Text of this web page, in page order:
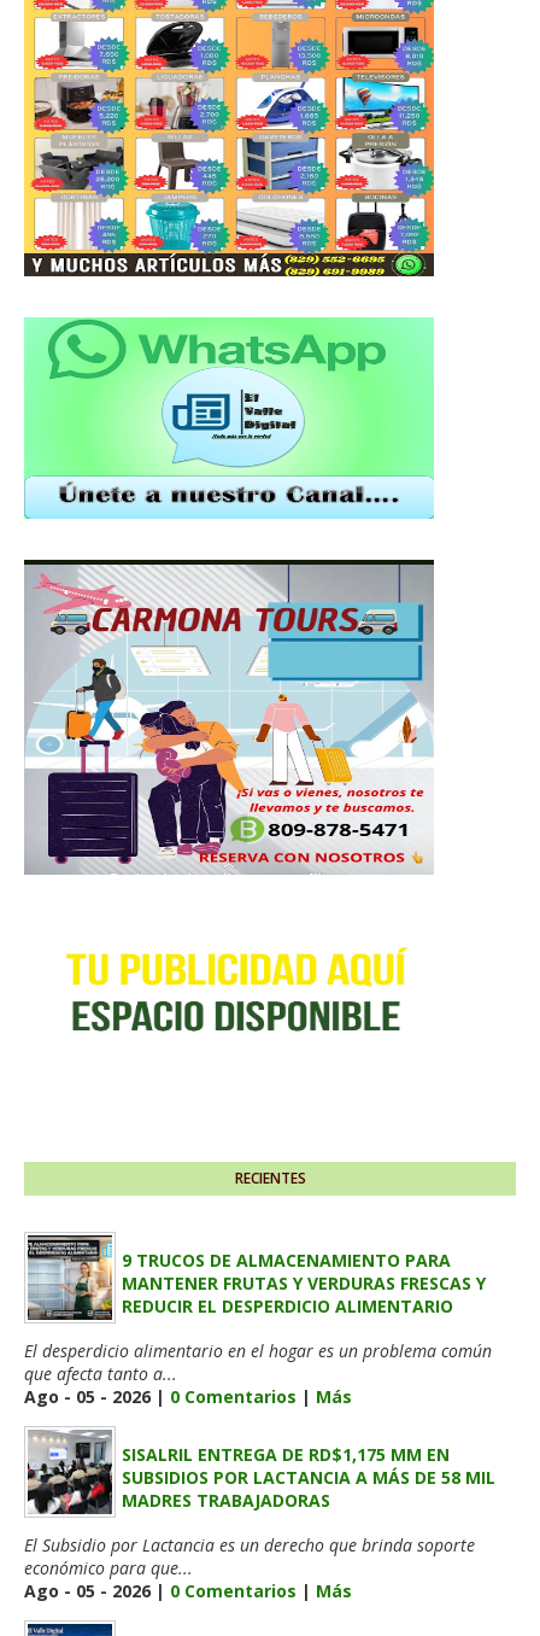
RECIENTES
9 TRUCOS DE ALMACENAMIENTO PARA
MANTENER FRUTAS Y VERDURAS FRESCAS Y
REDUCIR EL DESPERDICIO ALIMENTARIO
El desperdicio alimentario en el hogar es un problema común
que afecta tanto a...
Ago - 05 - 2026 | 0 Comentarios | Más
SISALRIL ENTREGA DE RD$1,175 MM EN
SUBSIDIOS POR LACTANCIA A MÁS DE 58 MIL
MADRES TRABAJADORAS
El Subsidio por Lactancia es un derecho que brinda soporte
económico para que...
Ago - 05 - 2026 | 0 Comentarios | Más